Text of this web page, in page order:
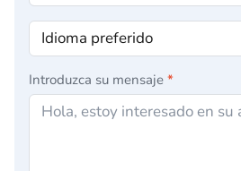
Introduzca su mensaje *